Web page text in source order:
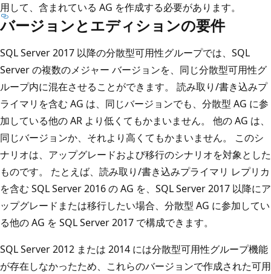
用して、含まれている AG を作成する必要があります。
バージョンとエディションの要件
SQL Server 2017 以降の分散型可用性グループでは、SQL
Server の複数のメジャー バージョンを、同じ分散型可用性グ
ループ内に混在させることができます。 読み取り/書き込みプ
ライマリを含む AG は、同じバージョンでも、分散型 AG に参
加している他の AR より低くてもかまいません。 他の AG は、
同じバージョンか、それより高くてもかまいません。 このシ
ナリオは、アップグレードおよび移行のシナリオを対象とした
ものです。 たとえば、読み取り/書き込みプライマリ レプリカ
を含む SQL Server 2016 の AG を、SQL Server 2017 以降にア
ップグレードまたは移行したい場合、分散型 AG に参加してい
る他の AG を SQL Server 2017 で構成できます。
SQL Server 2012 または 2014 には分散型可用性グループ機能
が存在しなかったため、これらのバージョンで作成された可用